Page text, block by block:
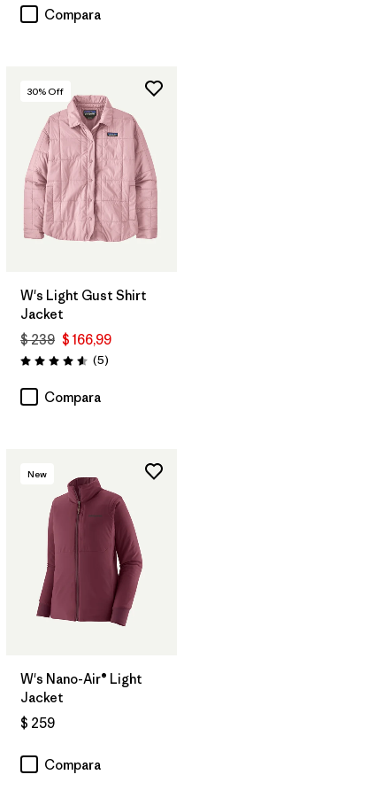
Compara
30% Off
W's Light Gust Shirt
Jacket
$ 239 $ 166,99
Valoración: 4.6 / 5
(5Comentarios
)
Compara
New
W's Nano-Air® Light
Jacket
$ 259
Compara